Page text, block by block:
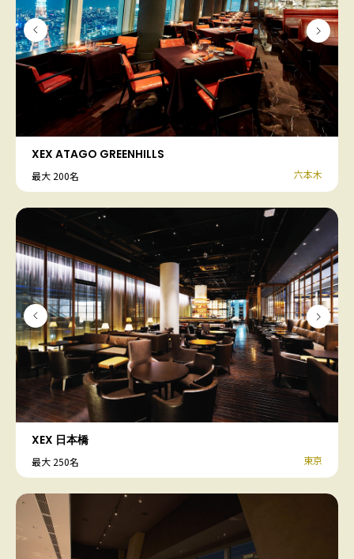
XEX ATAGO GREENHILLS
最大 200名 六本木
XEX 日本橋
最大 250名 東京